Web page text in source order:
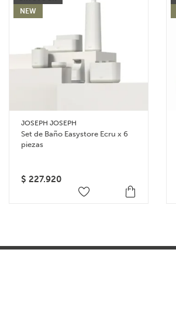
NEW
JOSEPH JOSEPH
Set de Baño Easystore Ecru x 6
piezas
$ 227.920